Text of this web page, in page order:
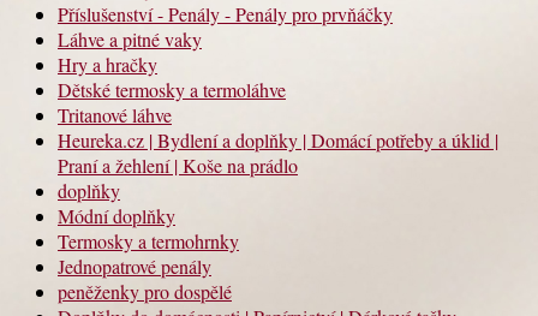
Příslušenství - Penály - Penály pro prvňáčky
Láhve a pitné vaky
Hry a hračky
Dětské termosky a termoláhve
Tritanové láhve
Heureka.cz | Bydlení a doplňky | Domácí potřeby a úklid |
Praní a žehlení | Koše na prádlo
doplňky
Módní doplňky
Termosky a termohrnky
Jednopatrové penály
peněženky pro dospělé